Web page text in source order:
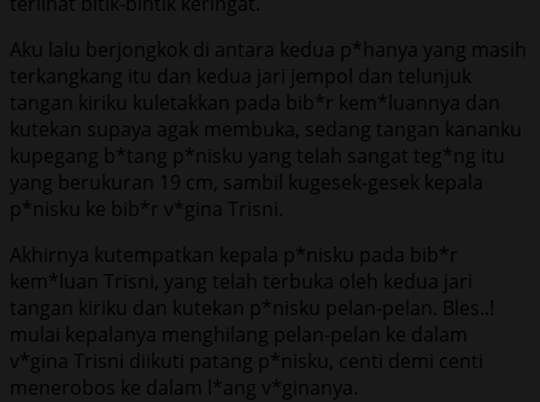
Aku lalu berjongkok di antara kedua p*hanya yang masih
terkangkang itu dan kedua jari jempol dan telunjuk
tangan kiriku kuletakkan pada bib*r kem*luannya dan
kutekan supaya agak membuka, sedang tangan kananku
kupegang b*tang p*nisku yang telah sangat teg*ng itu
yang berukuran 19 cm, sambil kugesek-gesek kepala
p*nisku ke bib*r v*gina Trisni.
Akhirnya kutempatkan kepala p*nisku pada bib*r
kem*luan Trisni, yang telah terbuka oleh kedua jari
tangan kiriku dan kutekan p*nisku pelan-pelan. Bles..!
mulai kepalanya menghilang pelan-pelan ke dalam
v*gina Trisni diikuti patang p*nisku, centi demi centi
menerobos ke dalam l*ang v*ginanya.